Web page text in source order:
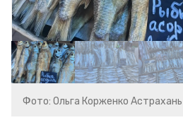
Фото: Ольга Корженко